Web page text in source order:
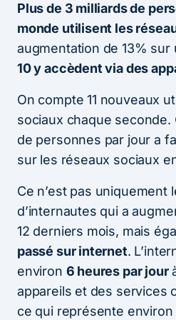
Plus de 3 milliards de
monde utilisent les
augmentation de 13% sur
10 y accèdent via des
On compte 11 nouveaux
sociaux chaque seconde.
de personnes par jour a
sur les réseaux sociaux
Ce n’est pas uniquement
d’internautes qui a
12 derniers mois, mais
passé sur internet.
environ 6 heures par jour
appareils et des services
ce qui représente